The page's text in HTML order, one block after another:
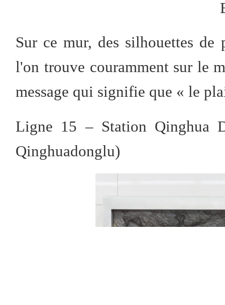
Sur ce mur, des silhouettes de
l'on trouve couramment sur le
message qui signifie que « le
Ligne 15 – Station Qinghua
Qinghuadonglu)